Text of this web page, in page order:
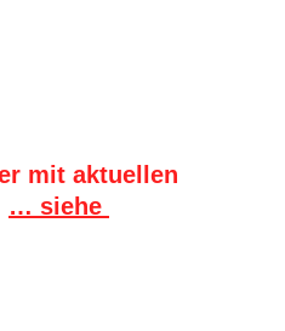
mit aktuellen
… siehe